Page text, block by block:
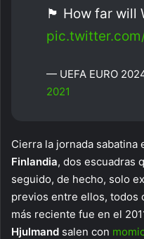
🏴󠁧󠁢󠁷󠁬󠁳󠁿 How far will
— UEFA EURO
2021
Cierra la jornada
Finlandia, dos escuadras
seguido, de hecho, solo
previos entre ellos, todos
más reciente fue en el
Hjulmand salen con